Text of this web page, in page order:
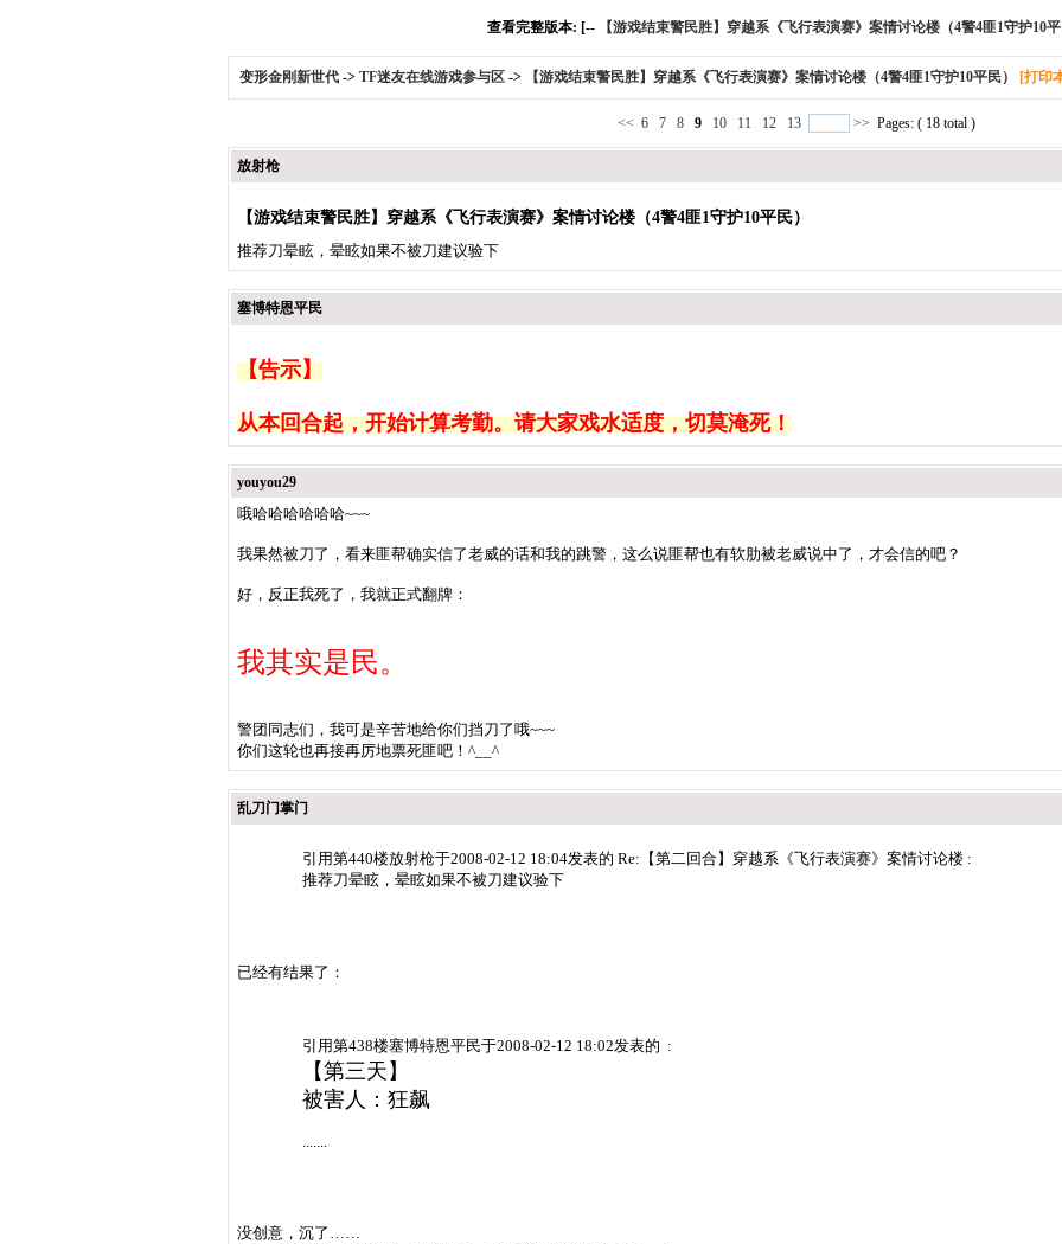
查看完整版本: [-- 【游戏结束警民胜】穿越系《飞行表演赛》案情讨论楼（4警4匪1守护10平
变形金刚新世代 -> TF迷友在线游戏参与区 -> 【游戏结束警民胜】穿越系《飞行表演赛》案情讨论楼（4警4匪1守护10平民） [打印
<< 6 7 8 9 10 11 12 13 >> Pages: ( 18 total )
放射枪
【游戏结束警民胜】穿越系《飞行表演赛》案情讨论楼（4警4匪1守护10平民）
推荐刀晕眩，晕眩如果不被刀建议验下
塞博特恩平民
【告示】
从本回合起，开始计算考勤。请大家戏水适度，切莫淹死！
youyou29
哦哈哈哈哈哈哈~~~
我果然被刀了，看来匪帮确实信了老威的话和我的跳警，这么说匪帮也有软肋被老威说中了，才会信的吧？
好，反正我死了，我就正式翻牌：
我其实是民。
警团同志们，我可是辛苦地给你们挡刀了哦~~~
你们这轮也再接再厉地票死匪吧！^__^
乱刀门掌门
引用第440楼放射枪于2008-02-12 18:04发表的 Re:【第二回合】穿越系《飞行表演赛》案情讨论楼 :
推荐刀晕眩，晕眩如果不被刀建议验下
已经有结果了：
引用第438楼塞博特恩平民于2008-02-12 18:02发表的 :
【第三天】
被害人：狂飙
.......
没创意，沉了……